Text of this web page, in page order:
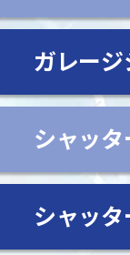
ガレー
シャッ
シャッ